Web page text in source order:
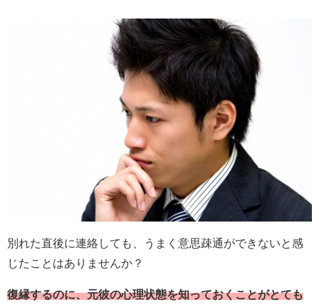
別れた直後に連絡しても、うまく意思疎通ができないと感
じたことはありませんか？
復縁するのに、元彼の心理状態を知っておくことがとても